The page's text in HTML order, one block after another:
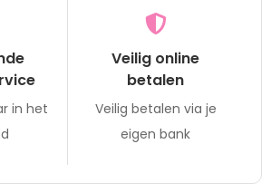
in het
Veilig online
betalen
Veilig betalen via je
eigen bank